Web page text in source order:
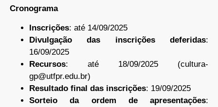
Cronograma
Inscrições: até 14/09/2025
Divulgação das inscrições deferidas:
16/09/2025
Recursos: até 18/09/2025 (cultura-
gp@utfpr.edu.br)
Resultado final das inscrições: 19/09/2025
Sorteio da ordem de apresentações: